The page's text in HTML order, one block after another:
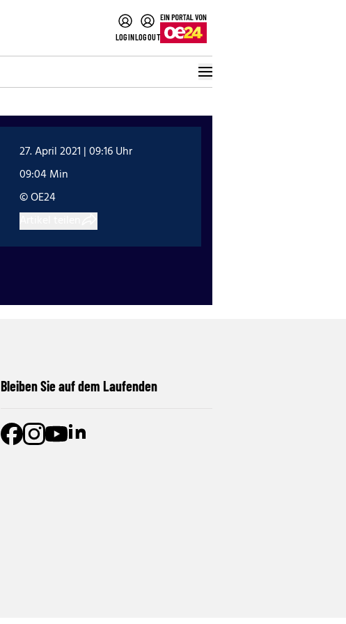
LOGINLOGOUT
27. April 2021 | 09:16 Uhr
09:04 Min
© OE24
Bleiben Sie auf dem Laufenden